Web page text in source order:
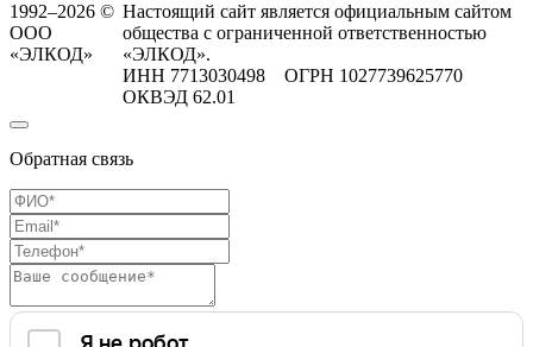
1992–2026 ©
ООО
«ЭЛКОД»
Настоящий сайт является официальным сайтом
общества с ограниченной ответственностью
«ЭЛКОД».
ИНН 7713030498 ОГРН 1027739625770
ОКВЭД 62.01
Обратная связь